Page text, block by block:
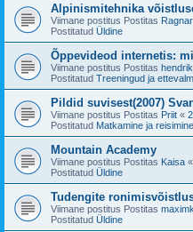
Alpinismitehnika
Viimane postitus Postitas Ragnar
Postitatud Üldine
Õppevideod internetis:
Viimane postitus Postitas hendrik
Postitatud Treeningud ja
Pildid suvisest(2007)
Viimane postitus Postitas Priit «
Postitatud Matkamine ja reisimine
Mountain Academy
Viimane postitus Postitas Kaisa «
Postitatud Üldine
Tudengite
Viimane postitus Postitas
Postitatud Üldine